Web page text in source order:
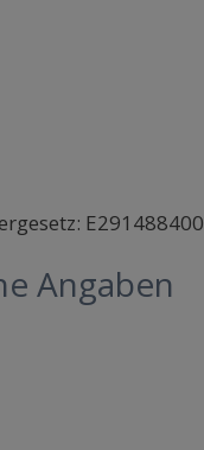
E291488400
Angaben